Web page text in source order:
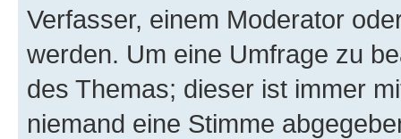
Verfasser, einem Moderator
werden. Um eine Umfrage zu
des Themas; dieser ist immer
niemand eine Stimme